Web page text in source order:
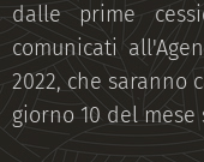
dalle prime
comunicati
2022, che saranno
giorno 10 del mese